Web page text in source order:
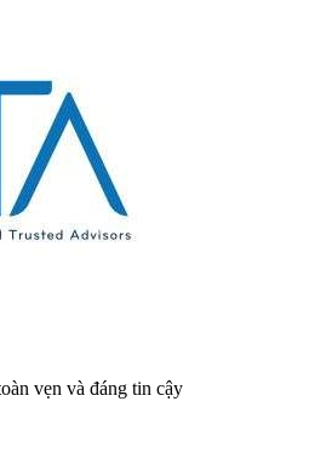
vẹn và đáng tin cậy